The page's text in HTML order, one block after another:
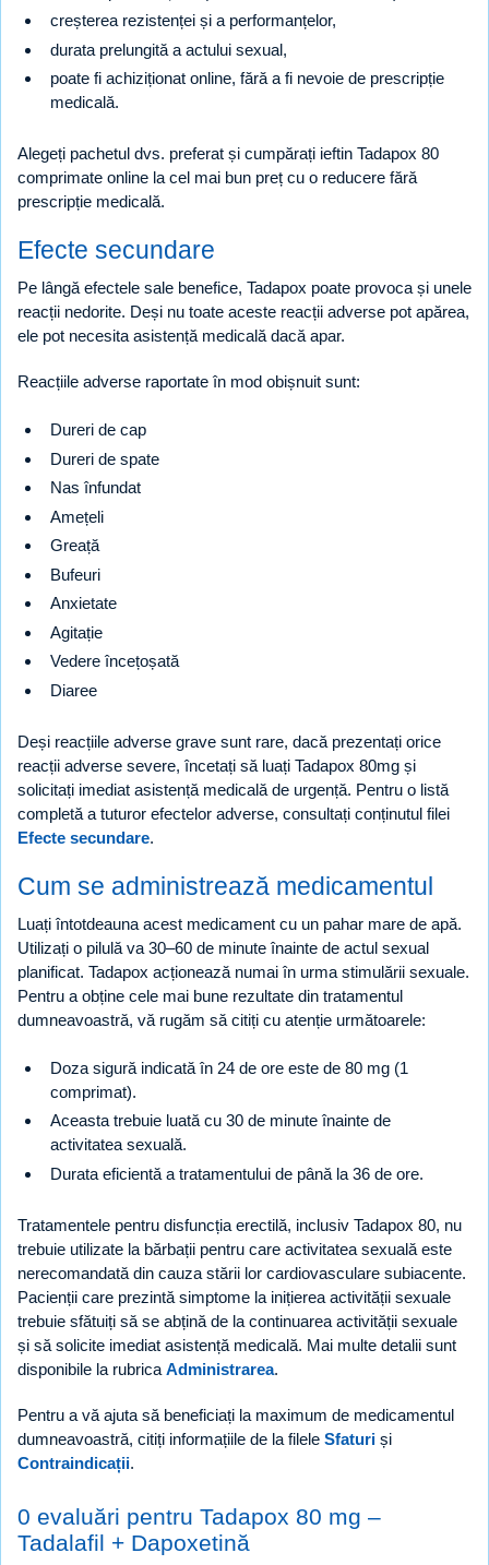
creșterea rezistenței și a performanțelor,
durata prelungită a actului sexual,
poate fi achiziționat online, fără a fi nevoie de prescripție
medicală.
Alegeți pachetul dvs. preferat și cumpărați ieftin Tadapox 80
comprimate online la cel mai bun preț cu o reducere fără
prescripție medicală.
Efecte secundare
Pe lângă efectele sale benefice, Tadapox poate provoca și unele
reacții nedorite. Deși nu toate aceste reacții adverse pot apărea,
ele pot necesita asistență medicală dacă apar.
Reacțiile adverse raportate în mod obișnuit sunt:
Dureri de cap
Dureri de spate
Nas înfundat
Amețeli
Greață
Bufeuri
Anxietate
Agitație
Vedere încețoșată
Diaree
Deși reacțiile adverse grave sunt rare, dacă prezentați orice
reacții adverse severe, încetați să luați Tadapox 80mg și
solicitați imediat asistență medicală de urgență. Pentru o listă
completă a tuturor efectelor adverse, consultați conținutul filei
Efecte secundare.
Cum se administrează medicamentul
Luați întotdeauna acest medicament cu un pahar mare de apă.
Utilizați o pilulă va 30–60 de minute înainte de actul sexual
planificat. Tadapox acționează numai în urma stimulării sexuale.
Pentru a obține cele mai bune rezultate din tratamentul
dumneavoastră, vă rugăm să citiți cu atenție următoarele:
Doza sigură indicată în 24 de ore este de 80 mg (1
comprimat).
Aceasta trebuie luată cu 30 de minute înainte de
activitatea sexuală.
Durata eficientă a tratamentului de până la 36 de ore.
Tratamentele pentru disfuncția erectilă, inclusiv Tadapox 80, nu
trebuie utilizate la bărbații pentru care activitatea sexuală este
nerecomandată din cauza stării lor cardiovasculare subiacente.
Pacienții care prezintă simptome la inițierea activității sexuale
trebuie sfătuiți să se abțină de la continuarea activității sexuale
și să solicite imediat asistență medicală. Mai multe detalii sunt
disponibile la rubrica Administrarea.
Pentru a vă ajuta să beneficiați la maximum de medicamentul
dumneavoastră, citiți informațiile de la filele Sfaturi și
Contraindicații.
0 evaluări pentru Tadapox 80 mg –
Tadalafil + Dapoxetină